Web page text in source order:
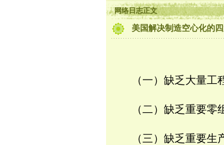
网络日志正文
美国解决制造空心化的
（一）缺乏大量
（二）缺乏重要
（三）缺乏重要